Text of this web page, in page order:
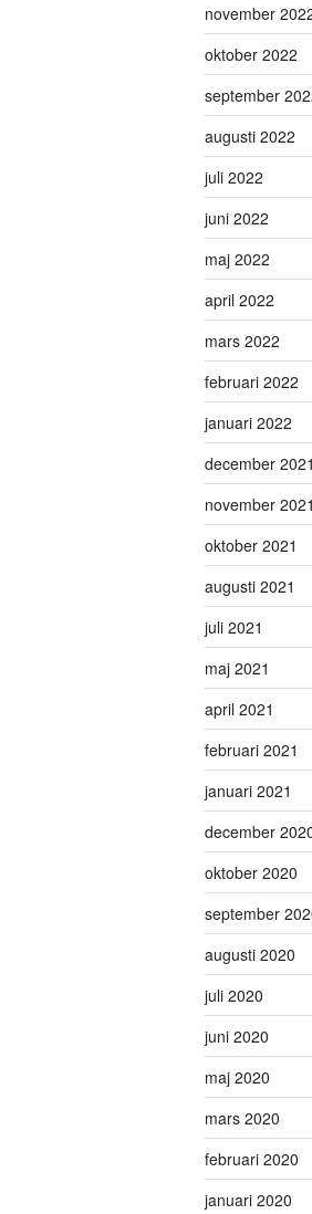
november
oktober 2022
september
augusti 2022
juli 2022
juni 2022
maj 2022
april 2022
mars 2022
februari 2022
januari 2022
december
november
oktober 2021
augusti 2021
juli 2021
maj 2021
april 2021
februari 2021
januari 2021
december
oktober 2020
september
augusti 2020
juli 2020
juni 2020
maj 2020
mars 2020
februari 2020
januari 2020